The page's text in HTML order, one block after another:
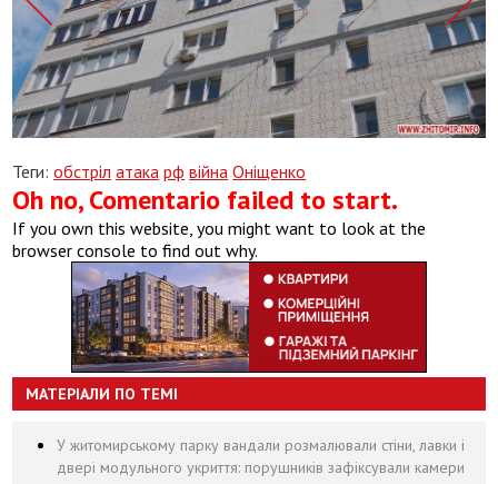
Теги:обстріл атака рф війна Оніщенко
Oh no, Comentario failed to start.
If you own this website, you might want to look at the
browser console to find out why.
МАТЕРІАЛИ ПО ТЕМІ
У житомирському парку вандали розмалювали стіни, лавки і
двері модульного укриття: порушників зафіксували камери